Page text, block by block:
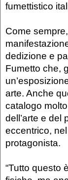
fumettistico
Come
dedizione e
Fumetto che,
arte. Anche
catalogo
dell’arte e del
eccentrico,
protagonista.
“Tutto questo